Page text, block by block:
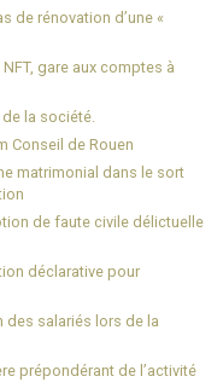
de rénovation d’une «
gare aux comptes à
la société.
Conseil de Rouen
matrimonial dans le sort
de faute civile délictuelle
déclarative pour
des salariés lors de la
prépondérant de l’activité